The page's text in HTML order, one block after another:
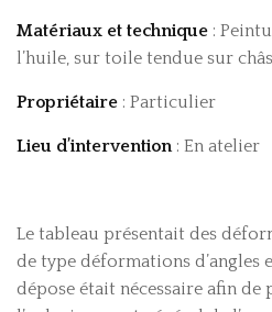
Matériaux et technique :
l’huile, sur toile tendue sur
Propriétaire : Particulier
Lieu d’intervention : En atelier
Le tableau présentait des
de type déformations d’angles
dépose était nécessaire afin de